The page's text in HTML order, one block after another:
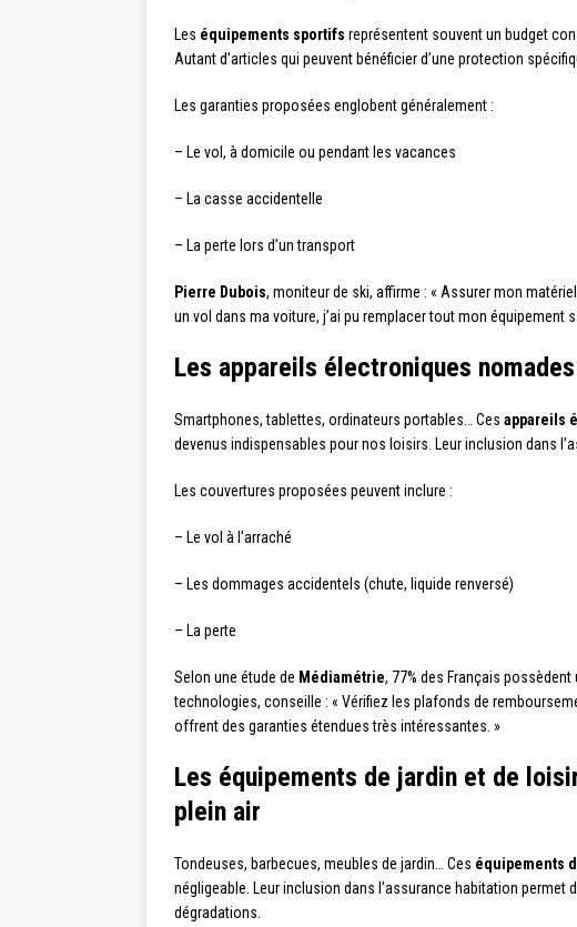
Les équipements sportifs représentent souvent un budget
Autant d’articles qui peuvent bénéficier d’une protection
Les garanties proposées englobent généralement :
– Le vol, à domicile ou pendant les vacances
– La casse accidentelle
– La perte lors d’un transport
Pierre Dubois, moniteur de ski, affirme : « Assurer mon
un vol dans ma voiture, j’ai pu remplacer tout mon équipement
Les appareils électroniques
Smartphones, tablettes, ordinateurs portables… Ces appareils
devenus indispensables pour nos loisirs. Leur inclusion dans
Les couvertures proposées peuvent inclure :
– Le vol à l’arraché
– Les dommages accidentels (chute, liquide renversé)
– La perte
Selon une étude de Médiamétrie, 77% des Français possèdent
technologies, conseille : « Vérifiez les plafonds de
offrent des garanties étendues très intéressantes. »
Les équipements de jardin et de
plein air
Tondeuses, barbecues, meubles de jardin… Ces équipements
négligeable. Leur inclusion dans l’assurance habitation
dégradations.